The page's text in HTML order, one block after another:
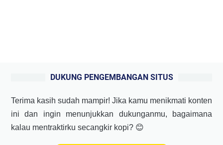
DUKUNG PENGEMBANGAN SITUS
Terima kasih sudah mampir! Jika kamu menikmati konten
ini dan ingin menunjukkan dukunganmu, bagaimana
kalau mentraktirku secangkir kopi? 😊